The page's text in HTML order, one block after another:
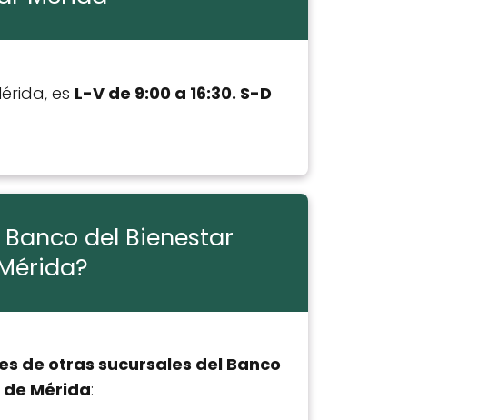
es L-V de 9:00 a 16:30. S-D
del Bienestar
de otras sucursales del Banco
Mérida: